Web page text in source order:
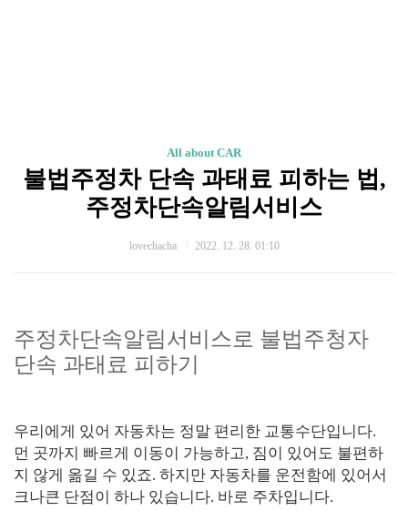
All about CAR
불법주정차 단속 과태료 피하는 법,
주정차단속알림서비스
lovechacha 2022. 12. 28. 01:10
주정차단속알림서비스로 불법주청자
단속 과태료 피하기
우리에게 있어 자동차는 정말 편리한 교통수단입니다.
먼 곳까지 빠르게 이동이 가능하고, 짐이 있어도 불편하
지 않게 옮길 수 있죠. 하지만 자동차를 운전함에 있어서
크나큰 단점이 하나 있습니다. 바로 주차입니다.